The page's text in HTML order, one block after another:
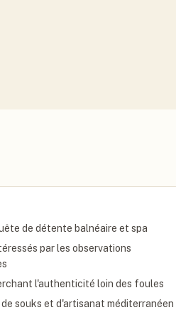
de détente balnéaire et spa
par les observations
l'authenticité loin des foules
souks et d'artisanat méditerranéen